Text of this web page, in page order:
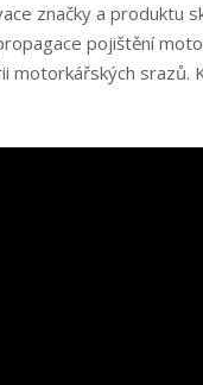
značky a produktu
pojištění
srazů.